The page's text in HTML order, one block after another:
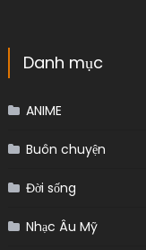
Danh mục
ANIME
Buôn chuyện
Đời sống
Nhạc Âu Mỹ